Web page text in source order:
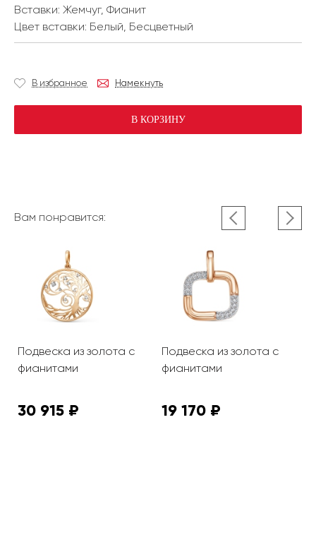
Вставки: Жемчуг, Фианит
Цвет вставки: Белый, Бесцветный
В избранное Намекнуть
В КОРЗИНУ
Вам понравится:
Подвеска из золота с
фианитами
30 915 ₽
Подвеска из золота с
фианитами
19 170 ₽